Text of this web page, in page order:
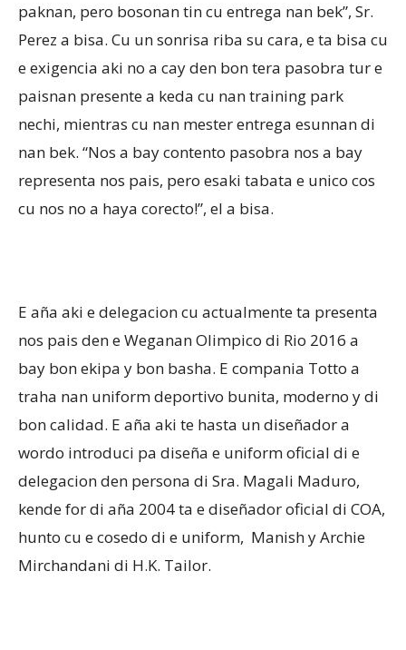
paknan, pero bosonan tin cu entrega nan bek”, Sr.
Perez a bisa. Cu un sonrisa riba su cara, e ta bisa cu
e exigencia aki no a cay den bon tera pasobra tur e
paisnan presente a keda cu nan training park
nechi, mientras cu nan mester entrega esunnan di
nan bek. “Nos a bay contento pasobra nos a bay
representa nos pais, pero esaki tabata e unico cos
cu nos no a haya corecto!”, el a bisa.
E aña aki e delegacion cu actualmente ta presenta
nos pais den e Weganan Olimpico di Rio 2016 a
bay bon ekipa y bon basha. E compania Totto a
traha nan uniform deportivo bunita, moderno y di
bon calidad. E aña aki te hasta un diseñador a
wordo introduci pa diseña e uniform oficial di e
delegacion den persona di Sra. Magali Maduro,
kende for di aña 2004 ta e diseñador oficial di COA,
hunto cu e cosedo di e uniform, Manish y Archie
Mirchandani di H.K. Tailor.